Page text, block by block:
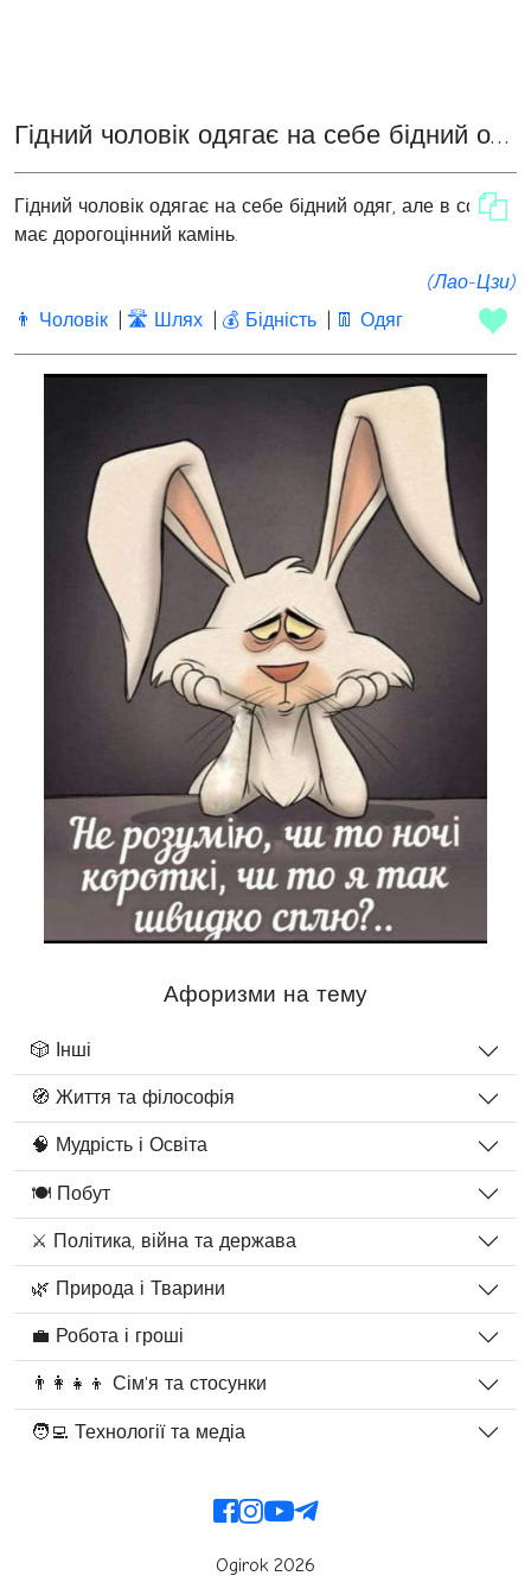
Гідний чоловік одягає на себе бідний одяг
Гідний чоловік одягає на себе бідний одяг, але в собі
має дорогоцінний камінь.
(Лао-Цзи)
👨 Чоловік
🛣️ Шлях 💰 Бідність 👖 Одяг
Афоризми на тему
🎲 Інші
🧭 Життя та філософія
🧠 Мудрість і Освіта
🍽️ Побут
⚔️ Політика, війна та держава
🌿 Природа і Тварини
💼 Робота і гроші
👨‍👩‍👧‍👦 Сім'я та стосунки
🧑‍💻 Технології та медіа
Ogirok 2026